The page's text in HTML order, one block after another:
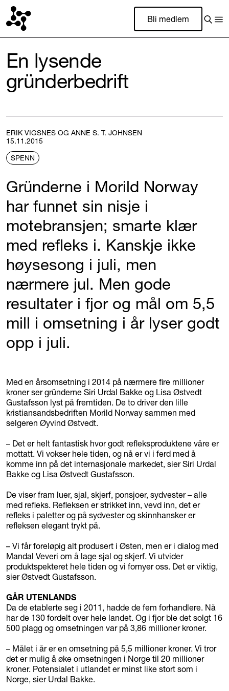
Bli medlem
En lysende
gründerbedrift
ERIK VIGSNES OG ANNE S. T. JOHNSEN
15.11.2015
SPENN
Gründerne i Morild Norway
har funnet sin nisje i
motebransjen; smarte klær
med refleks i. Kanskje ikke
høysesong i juli, men
nærmere jul. Men gode
resultater i fjor og mål om 5,5
mill i omsetning i år lyser godt
opp i juli.
Med en årsomsetning i 2014 på nærmere fire millioner
kroner ser gründerne Siri Urdal Bakke og Lisa Østvedt
Gustafsson lyst på fremtiden. De to driver den lille
kristiansandsbedriften Morild Norway sammen med
selgeren Øyvind Østvedt.
– Det er helt fantastisk hvor godt refleksproduktene våre er
mottatt. Vi vokser hele tiden, og nå er vi i ferd med å
komme inn på det internasjonale markedet, sier Siri Urdal
Bakke og Lisa Østvedt Gustafsson.
De viser fram luer, sjal, skjerf, ponsjoer, sydvester – alle
med refleks. Refleksen er strikket inn, vevd inn, det er
refleks i paletter og på sydvester og skinnhansker er
refleksen elegant trykt på.
– Vi får foreløpig alt produsert i Østen, men er i dialog med
Mandal Veveri om å lage sjal og skjerf. Vi utvider
produktspekteret hele tiden og vi fornyer oss. Det er viktig,
sier Østvedt Gustafsson.
GÅR UTENLANDS
Da de etablerte seg i 2011, hadde de fem forhandlere. Nå
har de 130 fordelt over hele landet. Og i fjor ble det solgt 16
500 plagg og omsetningen var på 3,86 millioner kroner.
– Målet i år er en omsetning på 5,5 millioner kroner. Vi tror
det er mulig å øke omsetningen i Norge til 20 millioner
kroner. Potensialet i utlandet er minst like stort som i
Norge, sier Urdal Bakke.